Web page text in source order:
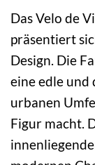
Das Velo de
präsentiert
Design. Die
eine edle und
urbanen
Figur macht.